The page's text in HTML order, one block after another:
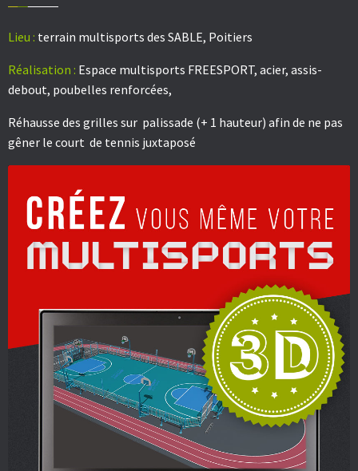
Lieu : terrain multisports des SABLE, Poitiers
Réalisation : Espace multisports FREESPORT, acier, assis-
debout, poubelles renforcées,
Réhausse des grilles sur palissade (+ 1 hauteur) afin de ne pas
gêner le court de tennis juxtaposé